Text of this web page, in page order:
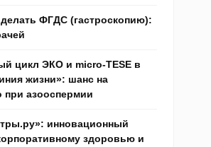
делать ФГДС (гастроскопию):
цикл ЭКО и micro-TESE в
жизни»: шанс на
при азооспермии
инновационный
здоровью и